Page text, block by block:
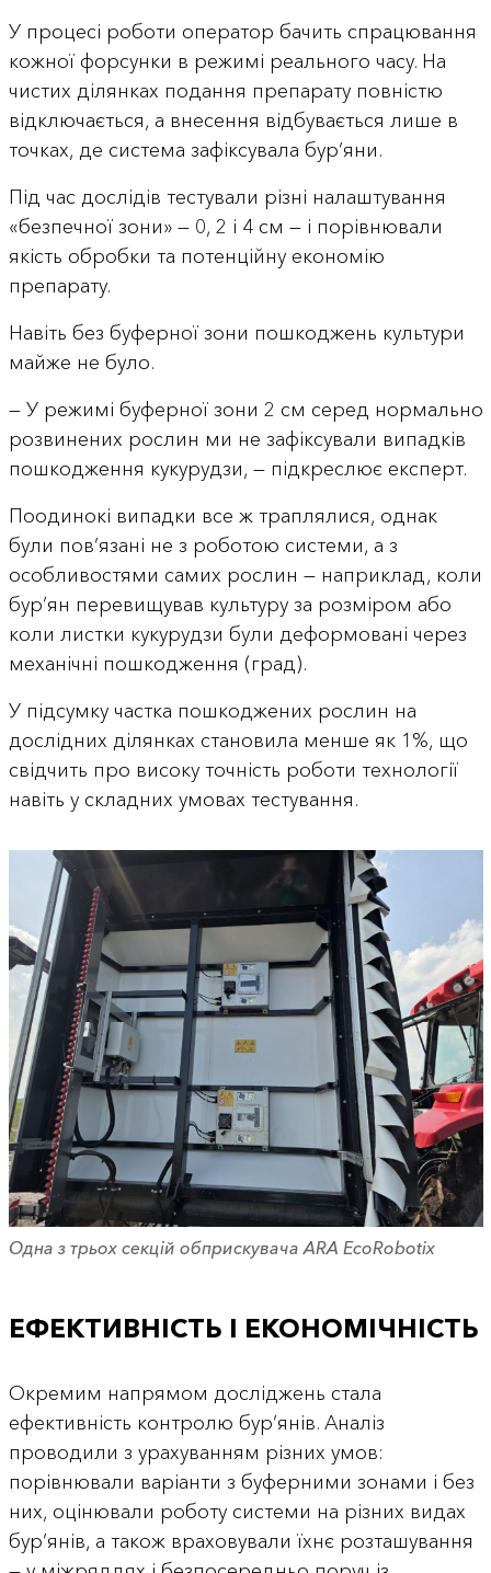
У процесі роботи оператор бачить спрацювання
кожної форсунки в режимі реального часу. На
чистих ділянках подання препарату повністю
відключається, а внесення відбувається лише в
точках, де система зафіксувала бур’яни.
Під час дослідів тестували різні налаштування
«безпечної зони» — 0, 2 і 4 см — і порівнювали
якість обробки та потенційну економію
препарату.
Навіть без буферної зони пошкоджень культури
майже не було.
— У режимі буферної зони 2 см серед нормально
розвинених рослин ми не зафіксували випадків
пошкодження кукурудзи, — підкреслює експерт.
Поодинокі випадки все ж траплялися, однак
були пов’язані не з роботою системи, а з
особливостями самих рослин — наприклад, коли
бур’ян перевищував культуру за розміром або
коли листки кукурудзи були деформовані через
механічні пошкодження (град).
У підсумку частка пошкоджених рослин на
дослідних ділянках становила менше як 1%, що
свідчить про високу точність роботи технології
навіть у складних умовах тестування.
Одна з трьох секцій обприскувача ARA EcoRobotix
ЕФЕКТИВНІСТЬ І ЕКОНОМІЧНІСТЬ
Окремим напрямом досліджень стала
ефективність контролю бур’янів. Аналіз
проводили з урахуванням різних умов:
порівнювали варіанти з буферними зонами і без
них, оцінювали роботу системи на різних видах
бур’янів, а також враховували їхнє розташування